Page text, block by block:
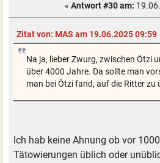
« Antwort #30 am:
Zitat von: MAS am 19.06.2025 09:59
Na ja, lieber Zwurg, zwischen Ötzi
über 4000 Jahre. Da sollte man
man bei Ötzi fand, auf die Ritter zu
Ich hab keine Ahnung ob vor
Tätowierungen üblich oder